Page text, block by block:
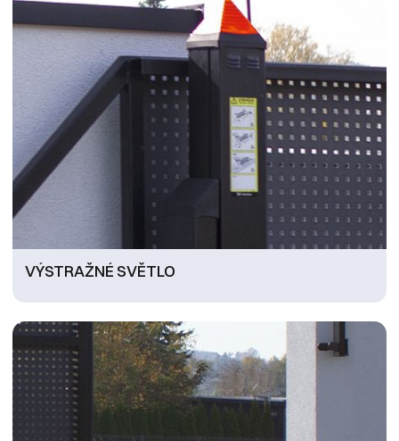
VÝSTRAŽNÉ SVĚTLO